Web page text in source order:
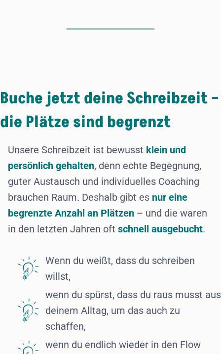
Buche jetzt deine Schreibzeit –
die Plätze sind begrenzt
Unsere Schreibzeit ist bewusst klein und
persönlich gehalten, denn echte Begegnung,
guter Austausch und individuelles Coaching
brauchen Raum. Deshalb gibt es nur eine
begrenzte Anzahl an Plätzen – und die waren
in den letzten Jahren oft schnell ausgebucht.
Wenn du weißt, dass du schreiben
willst,
wenn du spürst, dass du raus musst aus
deinem Alltag, um das auch zu
schaffen,
wenn du endlich wieder in den Flow